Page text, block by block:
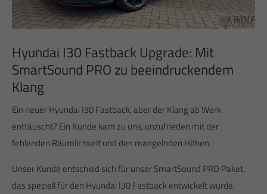
Hyundai I30 Fastback Upgrade: Mit
SmartSound PRO zu beeindruckendem
Klang
Ein neuer Hyundai I30 Fastback, aber der Klang ab Werk
enttäuscht? Ein Kunde kam zu uns, unzufrieden mit der
fehlenden Räumlichkeit und den mangelnden Höhen.
Unser Kunde entschied sich für unser SmartSound PRO Paket,
das speziell für den Hyundai I30 Fastback entwickelt wurde.